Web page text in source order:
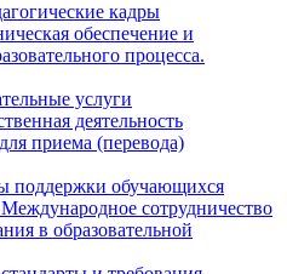
кадры
обеспечение и
процесса.
услуги
деятельность
приема (перевода)
поддержки обучающихся
сотрудничество
в образовательной